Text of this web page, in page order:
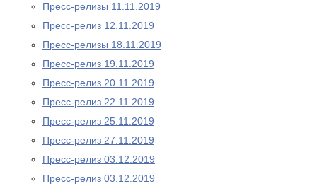
Пресс-релизы 11.11.2019
Пресс-релиз 12.11.2019
Пресс-релизы 18.11.2019
Пресс-релиз 19.11.2019
Пресс-релиз 20.11.2019
Пресс-релиз 22.11.2019
Пресс-релиз 25.11.2019
Пресс-релиз 27.11.2019
Пресс-релиз 03.12.2019
Пресс-релиз 03.12.2019